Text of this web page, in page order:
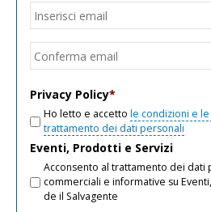
Email
Privacy Policy*
Ho letto e accetto le condizioni e
trattamento dei dati personali
Eventi, Prodotti e Servizi
Acconsento al trattamento dei dati
commerciali e informative su
de il Salvagente